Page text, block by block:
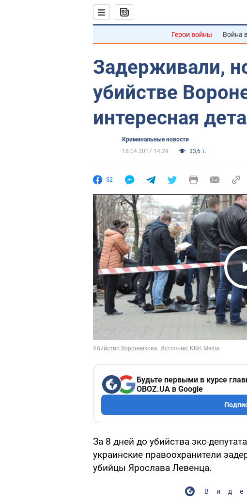
Герои войны Война
Задерживали,
убийстве
интересная
Криминальные новости
18.04.2017 14:29
33,6 т.
52
Будьте первыми в курсе
OBOZ.UA в Google
За 8 дней до убийства экс-
украинские правоохранители
убийцы Ярослава Левенца.